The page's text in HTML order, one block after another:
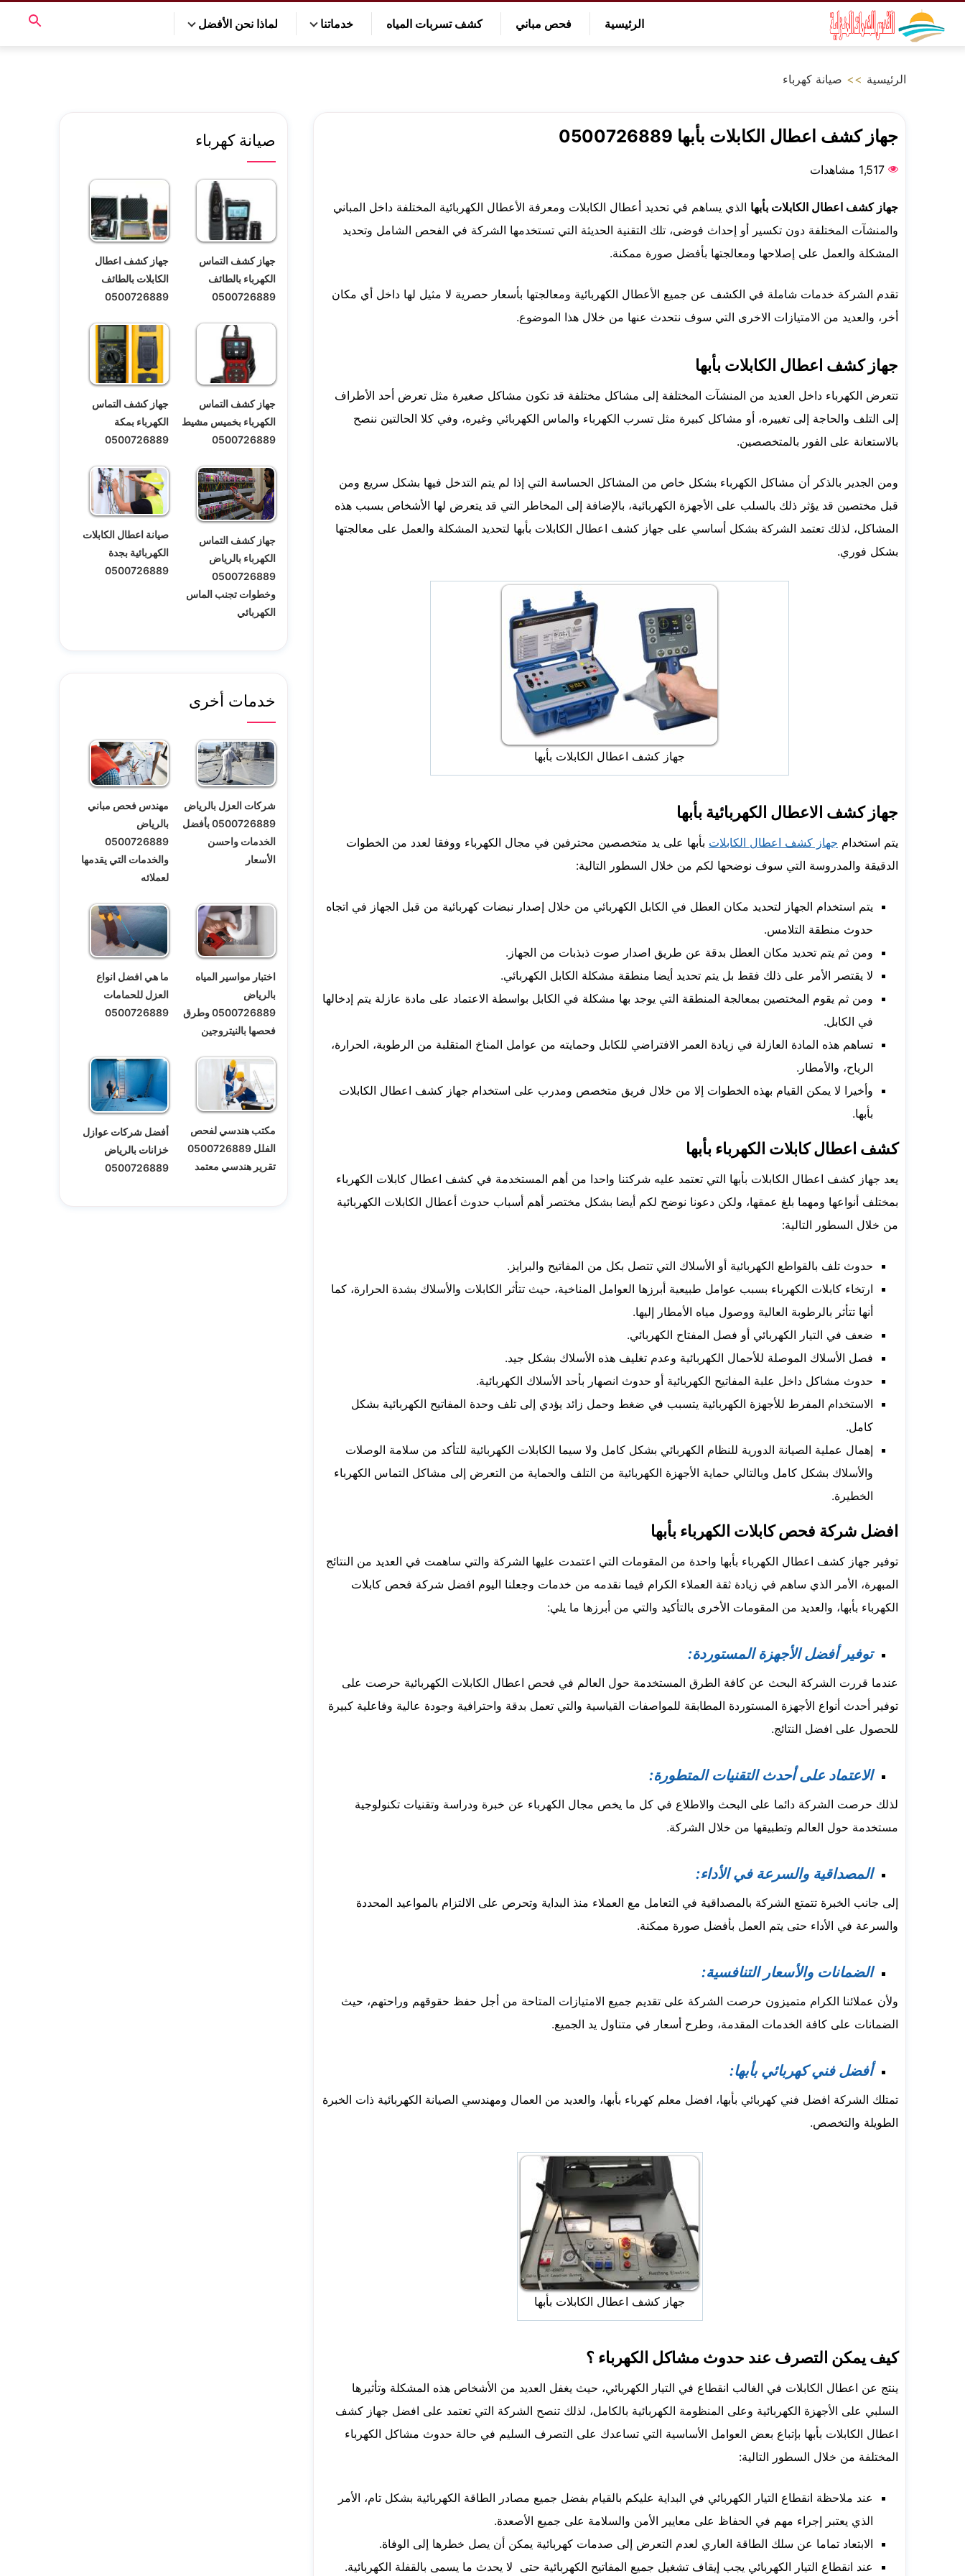
الرئيسية فحص مباني كشف تسربات المياه خدماتنا لماذا نحن الأفضل
الرئيسية >> صيانة كهرباء
جهاز كشف اعطال الكابلات بأبها 0500726889
1,517 مشاهدات
جهاز كشف اعطال الكابلات بأبها الذي يساهم في تحديد أعطال الكابلات ومعرفة الأعطال الكهربائية المختلفة داخل المباني
والمنشآت المختلفة دون تكسير أو إحداث فوضى، تلك التقنية الحديثة التي تستخدمها الشركة في الفحص الشامل وتحديد
المشكلة والعمل على إصلاحها ومعالجتها بأفضل صورة ممكنة.
تقدم الشركة خدمات شاملة في الكشف عن جميع الأعطال الكهربائية ومعالجتها بأسعار حصرية لا مثيل لها داخل أي مكان
أخر، والعديد من الامتيازات الاخرى التي سوف نتحدث عنها من خلال هذا الموضوع.
جهاز كشف اعطال الكابلات بأبها
تتعرض الكهرباء داخل العديد من المنشآت المختلفة إلى مشاكل مختلفة قد تكون مشاكل صغيرة مثل تعرض أحد الأطراف
إلى التلف والحاجة إلى تغييره، أو مشاكل كبيرة مثل تسرب الكهرباء والماس الكهربائي وغيره، وفي كلا الحالتين ننصح
بالاستعانة على الفور بالمتخصصين.
ومن الجدير بالذكر أن مشاكل الكهرباء بشكل خاص من المشاكل الحساسة التي إذا لم يتم التدخل فيها بشكل سريع ومن
قبل مختصين قد يؤثر ذلك بالسلب على الأجهزة الكهربائية، بالإضافة إلى المخاطر التي قد يتعرض لها الأشخاص بسبب هذه
المشاكل، لذلك تعتمد الشركة بشكل أساسي على جهاز كشف اعطال الكابلات بأبها لتحديد المشكلة والعمل على معالجتها
بشكل فوري.
جهاز كشف اعطال الكابلات بأبها
جهاز كشف الاعطال الكهربائية بأبها
يتم استخدام جهاز كشف اعطال الكابلات بأبها على يد متخصصين محترفين في مجال الكهرباء ووفقا لعدد من الخطوات
الدقيقة والمدروسة التي سوف نوضحها لكم من خلال السطور التالية:
يتم استخدام الجهاز لتحديد مكان العطل في الكابل الكهربائي من خلال إصدار نبضات كهربائية من قبل الجهاز في اتجاه
حدوث منطقة التلامس.
ومن ثم يتم تحديد مكان العطل بدقة عن طريق اصدار صوت ذبذبات من الجهاز.
لا يقتصر الأمر على ذلك فقط بل يتم تحديد أيضا منطقة مشكلة الكابل الكهربائي.
ومن ثم يقوم المختصين بمعالجة المنطقة التي يوجد بها مشكلة في الكابل بواسطة الاعتماد على مادة عازلة يتم إدخالها
في الكابل.
تساهم هذه المادة العازلة في زيادة العمر الافتراضي للكابل وحمايته من عوامل المناخ المتقلبة من الرطوبة، الحرارة،
الرياح، والأمطار.
وأخيرا لا يمكن القيام بهذه الخطوات إلا من خلال فريق متخصص ومدرب على استخدام جهاز كشف اعطال الكابلات
بأبها.
كشف اعطال كابلات الكهرباء بأبها
يعد جهاز كشف اعطال الكابلات بأبها التي تعتمد عليه شركتنا واحدا من أهم المستخدمة في كشف اعطال كابلات الكهرباء
بمختلف أنواعها ومهما بلغ عمقها، ولكن دعونا نوضح لكم أيضا بشكل مختصر أهم أسباب حدوث أعطال الكابلات الكهربائية
من خلال السطور التالية:
حدوث تلف بالقواطع الكهربائية أو الأسلاك التي تتصل بكل من المفاتيح والبرايز.
ارتخاء كابلات الكهرباء بسبب عوامل طبيعية أبرزها العوامل المناخية، حيث تتأثر الكابلات والأسلاك بشدة الحرارة، كما
أنها تتأثر بالرطوبة العالية ووصول مياه الأمطار إليها.
ضعف في التيار الكهربائي أو فصل المفتاح الكهربائي.
فصل الأسلاك الموصلة للأحمال الكهربائية وعدم تغليف هذه الأسلاك بشكل جيد.
حدوث مشاكل داخل علبة المفاتيح الكهربائية أو حدوث انصهار بأحد الأسلاك الكهربائية.
الاستخدام المفرط للأجهزة الكهربائية يتسبب في ضغط وحمل زائد يؤدي إلى تلف وحدة المفاتيح الكهربائية بشكل
كامل.
إهمال عملية الصيانة الدورية للنظام الكهربائي بشكل كامل ولا سيما الكابلات الكهربائية للتأكد من سلامة الوصلات
والأسلاك بشكل كامل وبالتالي حماية الأجهزة الكهربائية من التلف والحماية من التعرض إلى مشاكل التماس الكهرباء
الخطيرة.
افضل شركة فحص كابلات الكهرباء بأبها
توفير جهاز كشف اعطال الكهرباء بأبها واحدة من المقومات التي اعتمدت عليها الشركة والتي ساهمت في العديد من النتائج
المبهرة، الأمر الذي ساهم في زيادة ثقة العملاء الكرام فيما نقدمه من خدمات وجعلنا اليوم افضل شركة فحص كابلات
الكهرباء بأبها، والعديد من المقومات الأخرى بالتأكيد والتي من أبرزها ما يلي:
توفير أفضل الأجهزة المستوردة:
عندما قررت الشركة البحث عن كافة الطرق المستخدمة حول العالم في فحص اعطال الكابلات الكهربائية حرصت على
توفير أحدث أنواع الأجهزة المستوردة المطابقة للمواصفات القياسية والتي تعمل بدقة واحترافية وجودة عالية وفاعلية كبيرة
للحصول على افضل النتائج.
الاعتماد على أحدث التقنيات المتطورة:
لذلك حرصت الشركة دائما على البحث والاطلاع في كل ما يخص مجال الكهرباء عن خبرة ودراسة وتقنيات تكنولوجية
مستخدمة حول العالم وتطبيقها من خلال الشركة.
المصداقية والسرعة في الأداء:
إلى جانب الخبرة تتمتع الشركة بالمصداقية في التعامل مع العملاء منذ البداية وتحرص على الالتزام بالمواعيد المحددة
والسرعة في الأداء حتى يتم العمل بأفضل صورة ممكنة.
الضمانات والأسعار التنافسية:
ولأن عملائنا الكرام متميزون حرصت الشركة على تقديم جميع الامتيازات المتاحة من أجل حفظ حقوقهم وراحتهم، حيث
الضمانات على كافة الخدمات المقدمة، وطرح أسعار في متناول يد الجميع.
أفضل فني كهربائي بأبها:
تمتلك الشركة افضل فني كهربائي بأبها، افضل معلم كهرباء بأبها، والعديد من العمال ومهندسي الصيانة الكهربائية ذات الخبرة
الطويلة والتخصص.
جهاز كشف اعطال الكابلات بأبها
كيف يمكن التصرف عند حدوث مشاكل الكهرباء ؟
ينتج عن اعطال الكابلات في الغالب انقطاع في التيار الكهربائي، حيث يغفل العديد من الأشخاص هذه المشكلة وتأثيرها
السلبي على الأجهزة الكهربائية وعلى المنظومة الكهربائية بالكامل، لذلك تنصح الشركة التي تعتمد على افضل جهاز كشف
اعطال الكابلات بأبها بإتباع بعض العوامل الأساسية التي تساعدك على التصرف السليم في حالة حدوث مشاكل الكهرباء
المختلفة من خلال السطور التالية:
عند ملاحظة انقطاع التيار الكهربائي في البداية عليكم بالقيام بفضل جميع مصادر الطاقة الكهربائية بشكل تام، الأمر
الذي يعتبر إجراء مهم في الحفاظ على معايير الأمن والسلامة على جميع الأصعدة.
الابتعاد تماما عن سلك الطاقة العاري لعدم التعرض إلى صدمات كهربائية يمكن أن يصل خطرها إلى الوفاة.
عند انقطاع التيار الكهربائي يجب إيقاف تشغيل جميع المفاتيح الكهربائية حتى لا يحدث ما يسمى بالقفلة الكهربائية.
صيانة كهرباء
جهاز كشف التماس
الكهرباء بالطائف
0500726889
جهاز كشف اعطال
الكابلات بالطائف
0500726889
جهاز كشف التماس
الكهرباء بخميس مشيط
0500726889
جهاز كشف التماس
الكهرباء بمكة
0500726889
جهاز كشف التماس
الكهرباء بالرياض
0500726889
وخطوات تجنب الماس
الكهربائي
صيانة اعطال الكابلات
الكهربائية بجدة
0500726889
خدمات أخرى
شركات العزل بالرياض
0500726889 بأفضل
الخدمات واحسن
الأسعار
مهندس فحص مباني
بالرياض
0500726889
والخدمات التي يقدمها
لعملائه
اختبار مواسير المياه
بالرياض
0500726889 وطرق
فحصها بالنيتروجين
ما هي افضل انواع
العزل للحمامات
0500726889
مكتب هندسي لفحص
الفلل 0500726889
تقرير هندسي معتمد
أفضل شركات عوازل
خزانات بالرياض
0500726889